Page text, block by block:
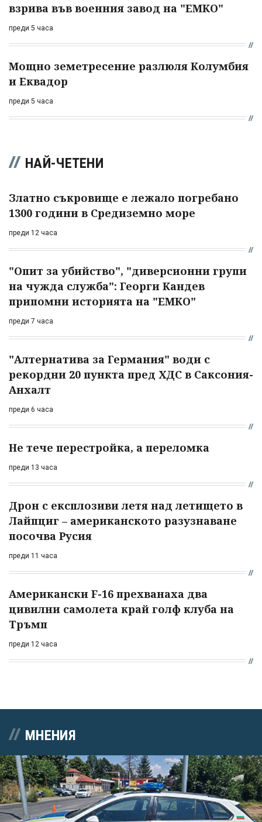
взрива във военния завод на "ЕМКО"
преди 5 часа
Мощно земетресение разлюля Колумбия
и Еквадор
преди 5 часа
НАЙ-ЧЕТЕНИ
Златно съкровище е лежало погребано
1300 години в Средиземно море
преди 12 часа
"Опит за убийство", "диверсионни групи
на чужда служба": Георги Кандев
припомни историята на "ЕМКО"
преди 7 часа
"Алтернатива за Германия" води с
рекордни 20 пункта пред ХДС в Саксония-
Анхалт
преди 6 часа
Не тече перестройка, а переломка
преди 13 часа
Дрон с експлозиви летя над летището в
Лайпциг – американското разузнаване
посочва Русия
преди 11 часа
Американски F-16 прехванаха два
цивилни самолета край голф клуба на
Тръмп
преди 12 часа
МНЕНИЯ